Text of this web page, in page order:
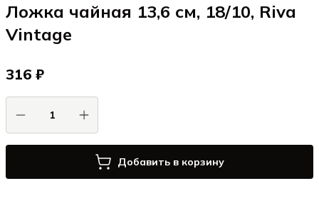
Ложка чайная 13,6 см, 18/10, Riva
Vintage
316 ₽
Добавить в корзину